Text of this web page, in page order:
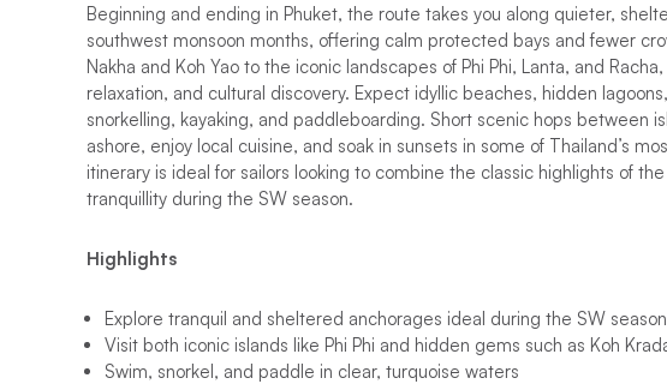
Beginning and ending in Phuket, the route takes you along quieter,
southwest monsoon months, offering calm protected bays and fewer
Nakha and Koh Yao to the iconic landscapes of Phi Phi, Lanta, and
relaxation, and cultural discovery. Expect idyllic beaches, hidden
snorkelling, kayaking, and paddleboarding. Short scenic hops between
ashore, enjoy local cuisine, and soak in sunsets in some of Thailand’s
itinerary is ideal for sailors looking to combine the classic highlights of
tranquillity during the SW season.
Highlights
Explore tranquil and sheltered anchorages ideal during the SW season
Visit both iconic islands like Phi Phi and hidden gems such as Koh
Swim, snorkel, and paddle in clear, turquoise waters